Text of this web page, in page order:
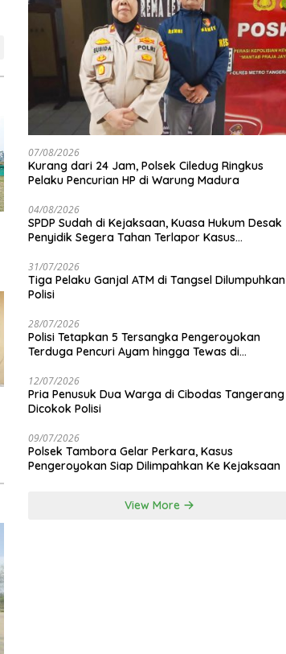
07/08/2026
Kurang dari 24 Jam, Polsek Ciledug Ringkus
Pelaku Pencurian HP di Warung Madura
04/08/2026
SPDP Sudah di Kejaksaan, Kuasa Hukum Desak
Penyidik Segera Tahan Terlapor Kasus
31/07/2026
Tiga Pelaku Ganjal ATM di Tangsel Dilumpuhkan
Polisi
28/07/2026
Polisi Tetapkan 5 Tersangka Pengeroyokan
Terduga Pencuri Ayam hingga Tewas di
12/07/2026
Pria Penusuk Dua Warga di Cibodas Tangerang
Dicokok Polisi
09/07/2026
Polsek Tambora Gelar Perkara, Kasus
Pengeroyokan Siap Dilimpahkan Ke Kejaksaan
View More